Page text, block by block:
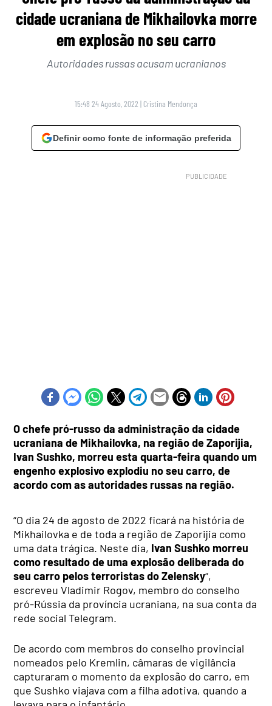
cidade ucraniana de Mikhailovka morre
em explosão no seu carro
Autoridades russas acusam ucranianos
15:48 24 Agosto, 2022 | Cristina Mendonça
Definir como fonte de informação preferida
O chefe pró-russo da administração da cidade
ucraniana de Mikhailovka, na região de Zaporijia,
Ivan Sushko, morreu esta quarta-feira quando um
engenho explosivo explodiu no seu carro, de
acordo com as autoridades russas na região.
“O dia 24 de agosto de 2022 ficará na história de
Mikhailovka e de toda a região de Zaporijia como
uma data trágica. Neste dia, Ivan Sushko morreu
como resultado de uma explosão deliberada do
seu carro pelos terroristas do Zelensky“,
escreveu Vladimir Rogov, membro do conselho
pró-Rússia da província ucraniana, na sua conta da
rede social Telegram.
De acordo com membros do conselho provincial
nomeados pelo Kremlin, câmaras de vigilância
capturaram o momento da explosão do carro, em
que Sushko viajava com a filha adotiva, quando a